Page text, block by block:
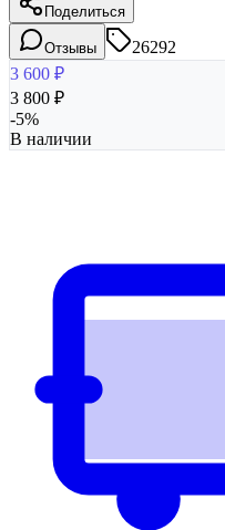
Поделиться
Отзывы
26292
3 600 ₽
3 800 ₽
-5%
В наличии